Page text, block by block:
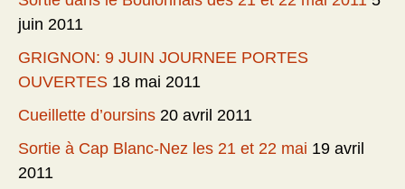
juin 2011
GRIGNON: 9 JUIN JOURNEE PORTES
OUVERTES 18 mai 2011
Cueillette d’oursins 20 avril 2011
Sortie à Cap Blanc-Nez les 21 et 22 mai 19 avril
2011